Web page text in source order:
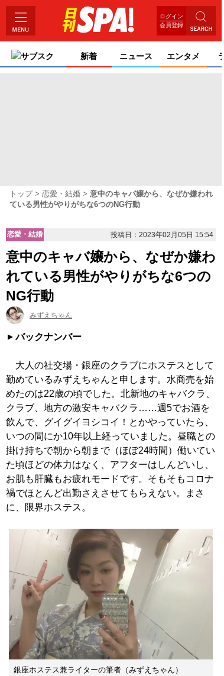
ログイン
会員登録
サブスク 新着 ニュース エンタメ
トップ 恋愛・結婚
意中のキャバ嬢から、なぜか嫌われ
ている男性がやりがちな6つのNG行動
恋愛・結婚 投稿日：2023年02月05日 15:54
意中のキャバ嬢から、なぜか嫌わ
れている男性がやりがちな6つの
NG行動
みずえちゃん
バックナンバー
大人の社交場・銀座のクラブにホステスとして
勤めているみずえちゃんと申します。水商売を始
めたのは22歳の頃でした。北新地のキャバクラ、
クラブ、地方の激安キャバクラ……週5でお酒を
飲んで、グイグイヨシコイ！とかやっていたら、
いつの間にか10年以上経っていました。昼職との
掛け持ちで朝から朝まで（ほぼ24時間）働いてい
た頃ほどの体力はなく、アフターはしんどいし、
お肌も肝臓もお疲れモードです。そもそもコロナ
禍でほとんど出勤さえさせてもらえない。まさ
に、限界ホステス。
銀座ホステス兼ライターの筆者（みずえちゃん）